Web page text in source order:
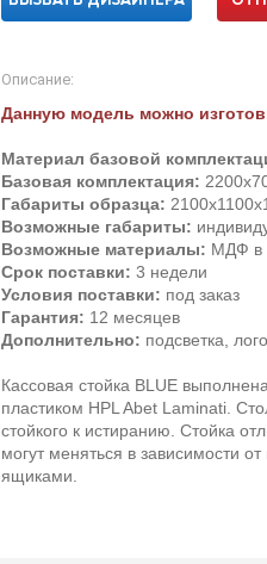
Описание:
Данную модель можно
Материал базовой
Базовая комплектация:
Габариты образца:
Возможные габариты:
Возможные материалы: МДФ в
Срок поставки: 3 недели
Условия поставки: под заказ
Гарантия: 12 месяцев
Дополнительно: подсветка,
Кассовая стойка BLUE
пластиком HPL Abet Laminati.
стойкого к истиранию. Стойка
могут меняться в зависимости
ящиками.